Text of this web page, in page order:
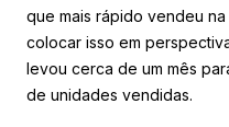
que mais rápido vendeu
colocar isso em
levou cerca de um mês
de unidades vendidas.